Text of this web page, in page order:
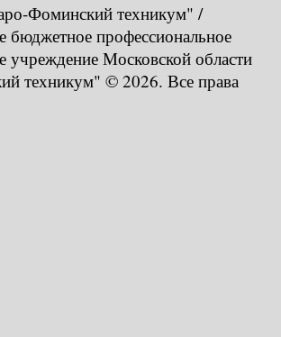
Фоминский техникум" /
бюджетное профессиональное
учреждение Московской области
техникум" © 2026. Все права